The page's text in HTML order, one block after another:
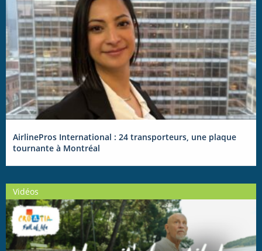
AirlinePros International : 24 transporteurs, une plaque
tournante à Montréal
Vidéos